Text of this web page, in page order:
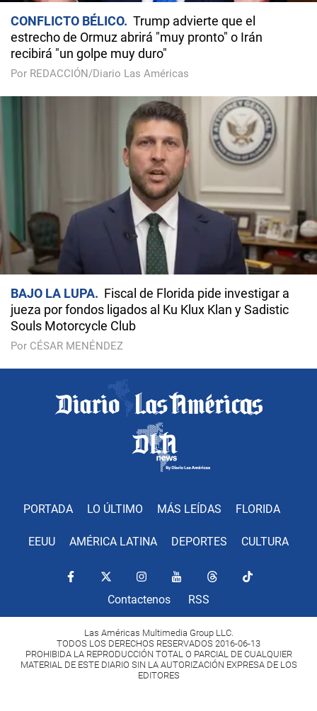
CONFLICTO BÉLICO
Trump advierte que el
estrecho de Ormuz abrirá "muy pronto" o Irán
recibirá "un golpe muy duro"
Por REDACCIÓN/Diario Las Américas
BAJO LA LUPA
Fiscal de Florida pide investigar a
jueza por fondos ligados al Ku Klux Klan y Sadistic
Souls Motorcycle Club
Por CÉSAR MENÉNDEZ
PORTADA LO ÚLTIMO MÁS LEÍDAS FLORIDA
EEUU AMÉRICA LATINA DEPORTES CULTURA
Contactenos RSS
Las Américas Multimedia Group LLC.
TODOS LOS DERECHOS RESERVADOS 2016-06-13
PROHIBIDA LA REPRODUCCIÓN TOTAL O PARCIAL DE CUALQUIER
MATERIAL DE ESTE DIARIO SIN LA AUTORIZACIÓN EXPRESA DE LOS
EDITORES